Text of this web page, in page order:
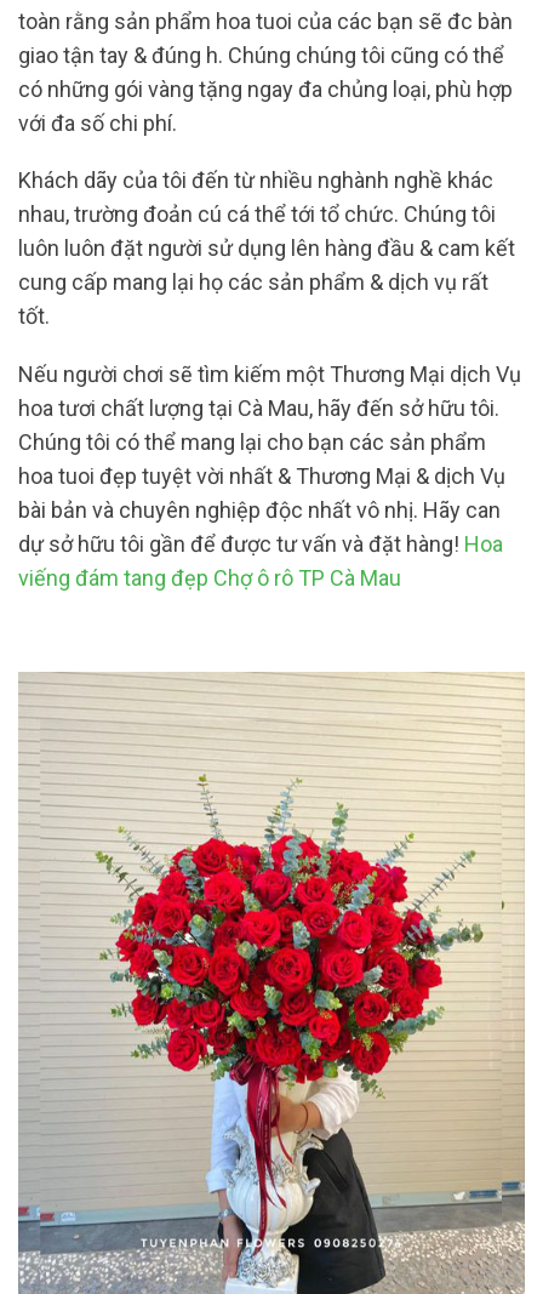
toàn rằng sản phẩm hoa tuoi của các bạn sẽ đc bàn
giao tận tay & đúng h. Chúng chúng tôi cũng có thể
có những gói vàng tặng ngay đa chủng loại, phù hợp
với đa số chi phí.
Khách dãy của tôi đến từ nhiều nghành nghề khác
nhau, trường đoản cú cá thể tới tổ chức. Chúng tôi
luôn luôn đặt người sử dụng lên hàng đầu & cam kết
cung cấp mang lại họ các sản phẩm & dịch vụ rất
tốt.
Nếu người chơi sẽ tìm kiếm một Thương Mại dịch Vụ
hoa tươi chất lượng tại Cà Mau, hãy đến sở hữu tôi.
Chúng tôi có thể mang lại cho bạn các sản phẩm
hoa tuoi đẹp tuyệt vời nhất & Thương Mại & dịch Vụ
bài bản và chuyên nghiệp độc nhất vô nhị. Hãy can
dự sở hữu tôi gần để được tư vấn và đặt hàng! Hoa
viếng đám tang đẹp Chợ ô rô TP Cà Mau